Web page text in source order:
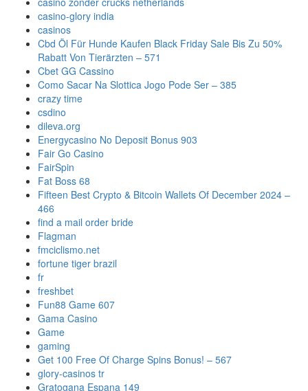
casino-glory india
casinos
Cbd Öl Für Hunde Kaufen Black Friday Sale Bis Zu 50%
Rabatt Von Tierärzten – 571
Cbet GG Cassino
Como Sacar Na Slottica Jogo Pode Ser – 385
crazy time
csdino
dileva.org
Energycasino No Deposit Bonus 903
Fair Go Casino
FairSpin
Fat Boss 68
Fifteen Best Crypto & Bitcoin Wallets Of December 2024 –
466
find a mail order bride
Flagman
fmciclismo.net
fortune tiger brazil
fr
freshbet
Fun88 Game 607
Gama Casino
Game
gaming
Get 100 Free Of Charge Spins Bonus! – 567
glory-casinos tr
Gratogana Espana 149